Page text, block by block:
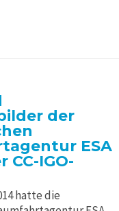
der
ESA
IGO-
hatte die